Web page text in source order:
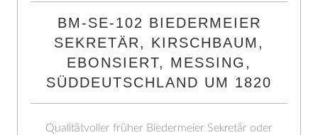
BM-SE-102 BIEDERMEIER
SEKRETÄR, KIRSCHBAUM,
EBONSIERT, MESSING,
SÜDDEUTSCHLAND UM 1820
Qualitätvoller früher Biedermeier Sekretär oder